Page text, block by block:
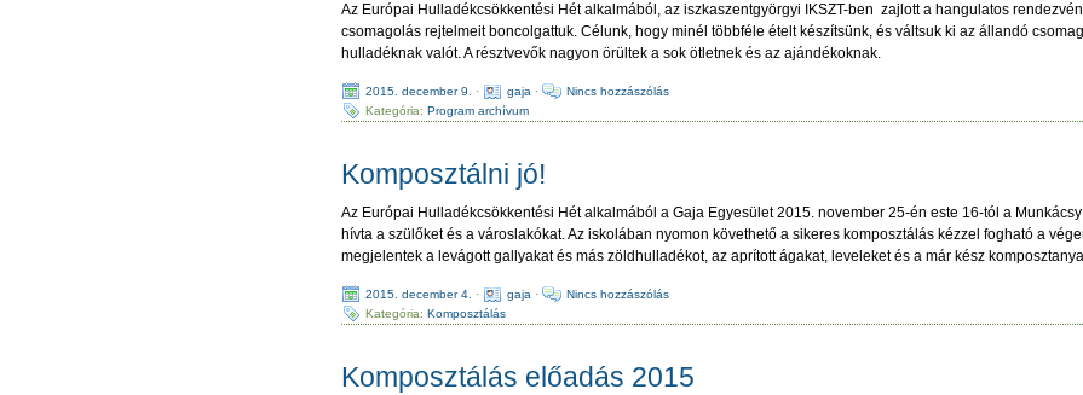
Az Európai Hulladékcsökkentési Hét alkalmából, az iszkaszentgyörgyi IKSZT-ben zajlott a hangulatos
csomagolás rejtelmeit boncolgattuk. Célunk, hogy minél többféle ételt készítsünk, és váltsuk ki az állandó
hulladéknak valót. A résztvevők nagyon örültek a sok ötletnek és az ajándékoknak.
2015. december 9. · gaja ·
Nincs hozzászólás
Kategória:Program archívum
Komposztálni jó!
Az Európai Hulladékcsökkentési Hét alkalmából a Gaja Egyesület 2015. november 25-én este 16-tól a
hívta a szülőket és a városlakókat. Az iskolában nyomon követhető a sikeres komposztálás kézzel fogható a
megjelentek a levágott gallyakat és más zöldhulladékot, az aprított ágakat, leveleket és a már kész
2015. december 4. · gaja ·
Nincs hozzászólás
Kategória:Komposztálás
Komposztálás előadás 2015